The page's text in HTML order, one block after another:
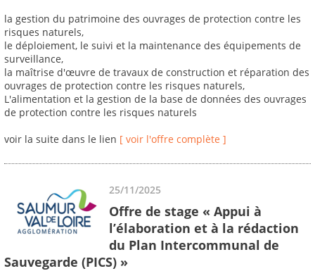
la gestion du patrimoine des ouvrages de protection contre les
risques naturels,
le déploiement, le suivi et la maintenance des équipements de
surveillance,
la maîtrise d'œuvre de travaux de construction et réparation des
ouvrages de protection contre les risques naturels,
L'alimentation et la gestion de la base de données des ouvrages
de protection contre les risques naturels
voir la suite dans le lien [ voir l'offre complète ]
25/11/2025
Offre de stage « Appui à
l’élaboration et à la rédaction
du Plan Intercommunal de
Sauvegarde (PICS) »